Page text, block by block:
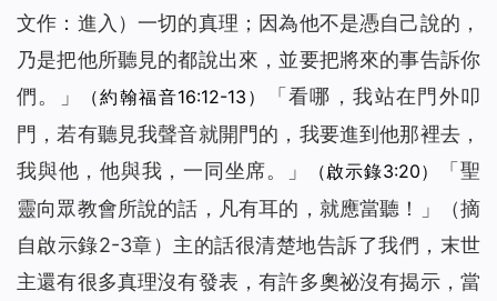
文作：進入）一切的真理；因為他不是憑自己說的，
乃是把他所聽見的都說出來，並要把將來的事告訴你
們。
」 （約翰福音16:12-13） 「看哪，我站在門外叩
門，若有聽見我聲音就開門的，我要進到他那裡去，
我與他，他與我，一同坐席。
」 （啟示錄3:20） 「聖
靈向眾教會所說的話，凡有耳的，就應當聽！
」（摘
自啟示錄2-3章）主的話很清楚地告訴了我們，末世
主還有很多真理沒有發表，有許多奧祕沒有揭示，當